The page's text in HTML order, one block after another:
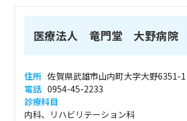
医療法人 竜門堂 大野病院
住所 佐賀県武雄市山内町大字大野6351-1
電話 0954-45-2233
診療科目
内科、リハビリテーション科